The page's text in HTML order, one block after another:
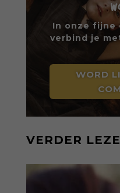
In onze fijne
verbind je
WORD
VERDER